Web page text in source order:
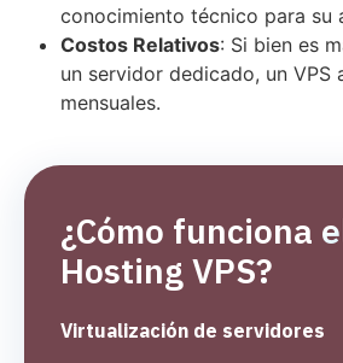
conocimiento técnico para su
Costos Relativos: Si bien es
un servidor dedicado, un VPS
mensuales.
¿Cómo funciona
Hosting VPS?
Virtualización de servidores